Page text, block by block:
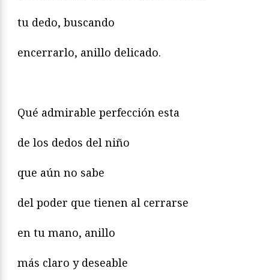
tu dedo, buscando
encerrarlo, anillo delicado.
Qué admirable perfección esta
de los dedos del niño
que aún no sabe
del poder que tienen al cerrarse
en tu mano, anillo
más claro y deseable